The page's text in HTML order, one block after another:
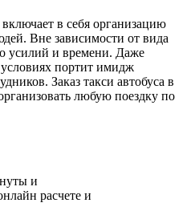
в себя организацию
Вне зависимости от вида
усилий и времени. Даже
портит имидж
Заказ такси автобуса в
любую поездку по
и
расчете и